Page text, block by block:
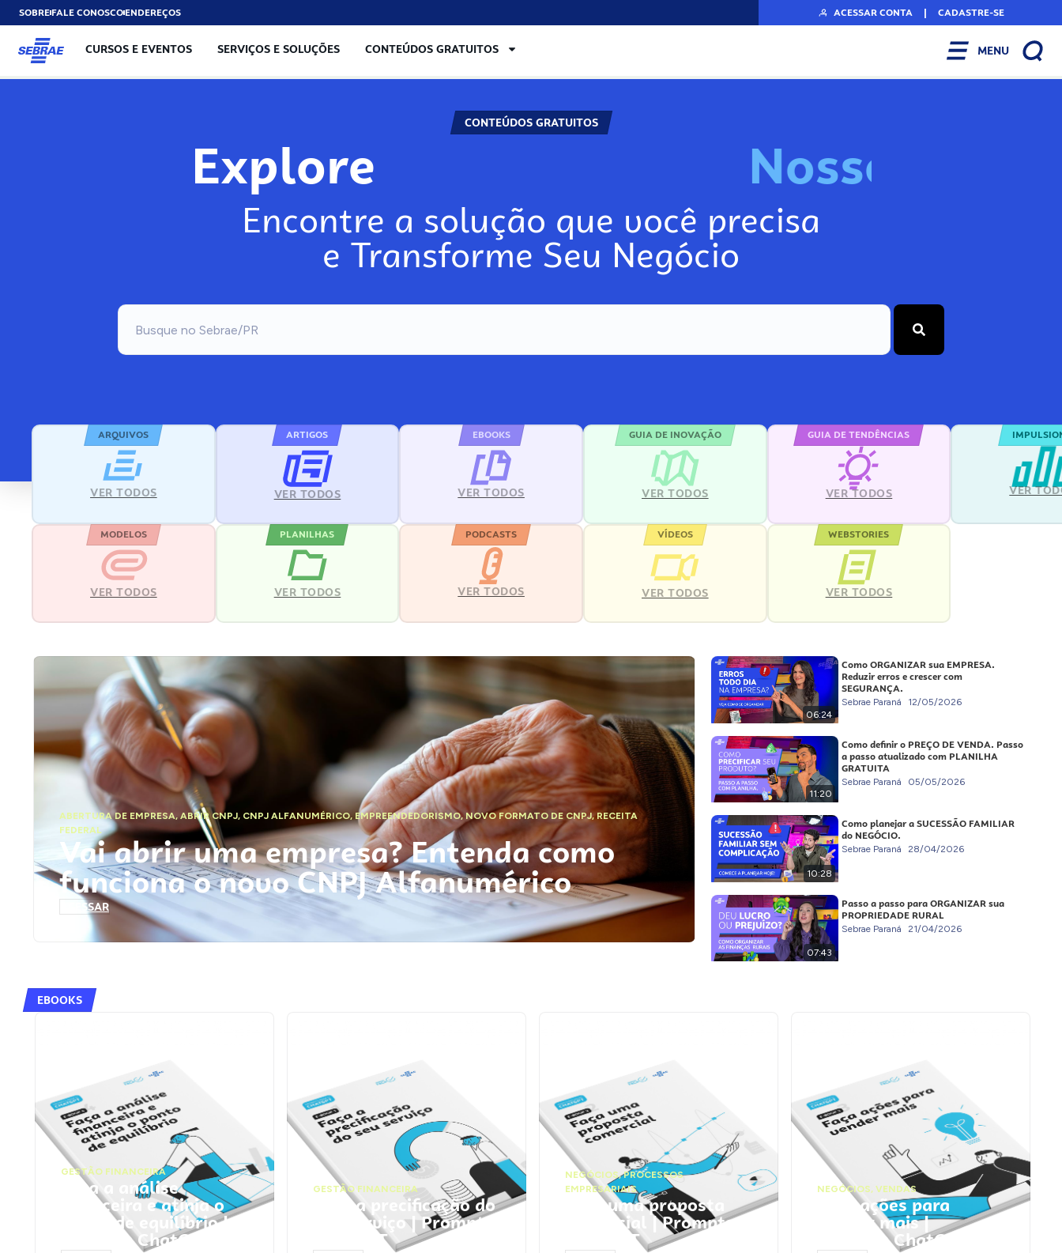
SOBREFALE CONOSCOENDEREÇOS ACESSAR CONTA | CADASTRE-SE
CURSOS E EVENTOS SERVIÇOS E SOLUÇÕES CONTEÚDOS GRATUITOS MENU
CONTEÚDOS GRATUITOS
Explore Nosso
Encontre a solução que você precisa
e Transforme Seu Negócio
ARQUIVOS
VER TODOS
ARTIGOS
VER TODOS
EBOOKS
VER TODOS
GUIA DE INOVAÇÃO
VER TODOS
GUIA DE TENDÊNCIAS
VER TODOS VER
MODELOS
VER TODOS
PLANILHAS
VER TODOS
PODCASTS
VER TODOS
VÍDEOS
VER TODOS
WEBSTORIES
VER TODOS
ABERTURA DE EMPRESA,ABRIR CNPJ, CNPJ ALFANUMÉRICO, EMPREENDEDORISMO,NOVO FORMATO DE CNPJ,RECEITA
FEDERAL
Vai abrir uma empresa? Entenda como
funciona o novo CNPJ Alfanumérico
ACESSAR
06:24
Como ORGANIZAR sua EMPRESA.
Reduzir erros e crescer com
SEGURANÇA.
Sebrae Paraná 12/05/2026
11:20
Como definir o PREÇO DE VENDA. Passo
a passo atualizado com PLANILHA
GRATUITA
Sebrae Paraná 05/05/2026
10:28
Como planejar a SUCESSÃO FAMILIAR
do NEGÓCIO.
Sebrae Paraná 28/04/2026
07:43
Passo a passo para ORGANIZAR sua
PROPRIEDADE RURAL
Sebrae Paraná 21/04/2026
EBOOKS
GESTÃO FINANCEIRA
Faça a análise
financeira e atinja o
ponto de equilíbrio |
Prompts ChatGPT
GESTÃO FINANCEIRA
Faça a precificação do
seu serviço | Prompts
ChatGPT
NEGÓCIOS,PROCESSOS
EMPRESARIAIS
Faça uma proposta
comercial | Prompts
ChatGPT
NEGÓCIOS, VENDAS
Faça ações para
vender mais |
Prompts ChatGPT